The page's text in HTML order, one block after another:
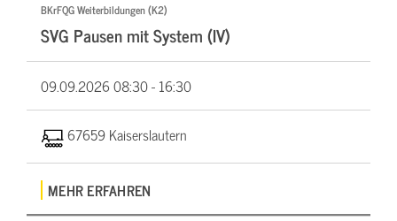
BKrFQG Weiterbildungen (K2)
SVG Pausen mit System (IV)
09.09.202608:30 - 16:30
67659 Kaiserslautern
MEHR ERFAHREN